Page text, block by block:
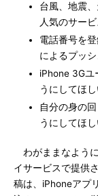
台風、地震
人気のサー
電話番号を
によるプッ
iPhone 3Gユ
うにしてほ
自分の身の
うにしてほ
わがままなよう
イサービスで提供
稿は、iPhoneアプ